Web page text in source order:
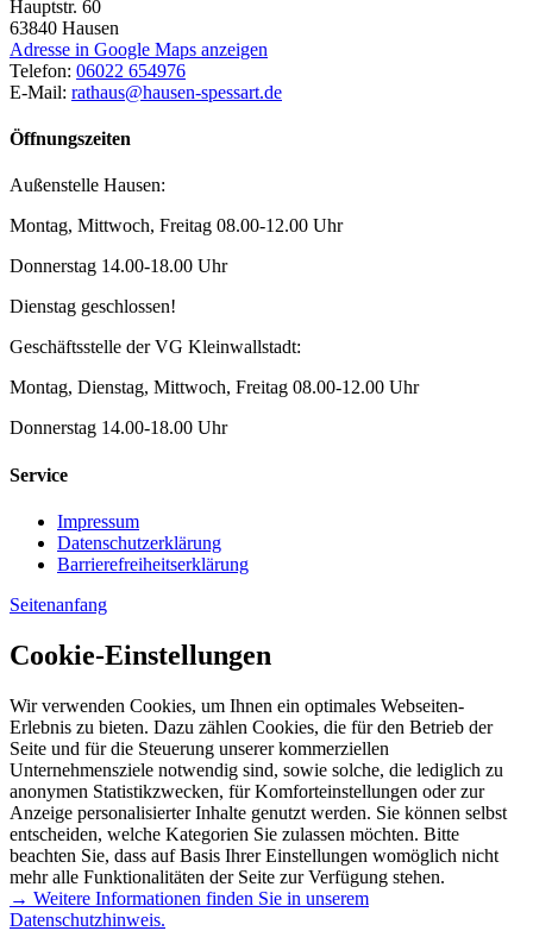
Hauptstr. 60
63840 Hausen
Adresse in Google Maps anzeigen
Telefon: 06022 654976
E-Mail: rathaus@hausen-spessart.de
Öffnungszeiten
Außenstelle Hausen:
Montag, Mittwoch, Freitag 08.00-12.00 Uhr
Donnerstag 14.00-18.00 Uhr
Dienstag geschlossen!
Geschäftsstelle der VG Kleinwallstadt:
Montag, Dienstag, Mittwoch, Freitag 08.00-12.00 Uhr
Donnerstag 14.00-18.00 Uhr
Service
Impressum
Datenschutzerklärung
Barrierefreiheitserklärung
Seitenanfang
Cookie-Einstellungen
Wir verwenden Cookies, um Ihnen ein optimales Webseiten-
Erlebnis zu bieten. Dazu zählen Cookies, die für den Betrieb der
Seite und für die Steuerung unserer kommerziellen
Unternehmensziele notwendig sind, sowie solche, die lediglich zu
anonymen Statistikzwecken, für Komforteinstellungen oder zur
Anzeige personalisierter Inhalte genutzt werden. Sie können selbst
entscheiden, welche Kategorien Sie zulassen möchten. Bitte
beachten Sie, dass auf Basis Ihrer Einstellungen womöglich nicht
mehr alle Funktionalitäten der Seite zur Verfügung stehen.
→ Weitere Informationen finden Sie in unserem
Datenschutzhinweis.